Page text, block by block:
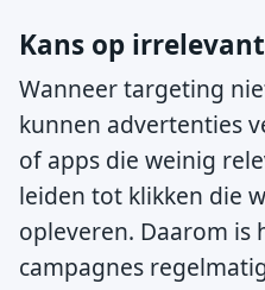
Kans op
Wanneer targeting
kunnen advertenties
of apps die weinig
leiden tot klikken die
opleveren. Daarom is
campagnes